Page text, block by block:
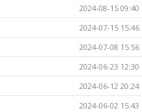
2024-08-15 09:40
2024-07-15 15:46
2024-07-08 15:56
2024-06-23 12:30
2024-06-12 20:24
2024-06-02 15:43